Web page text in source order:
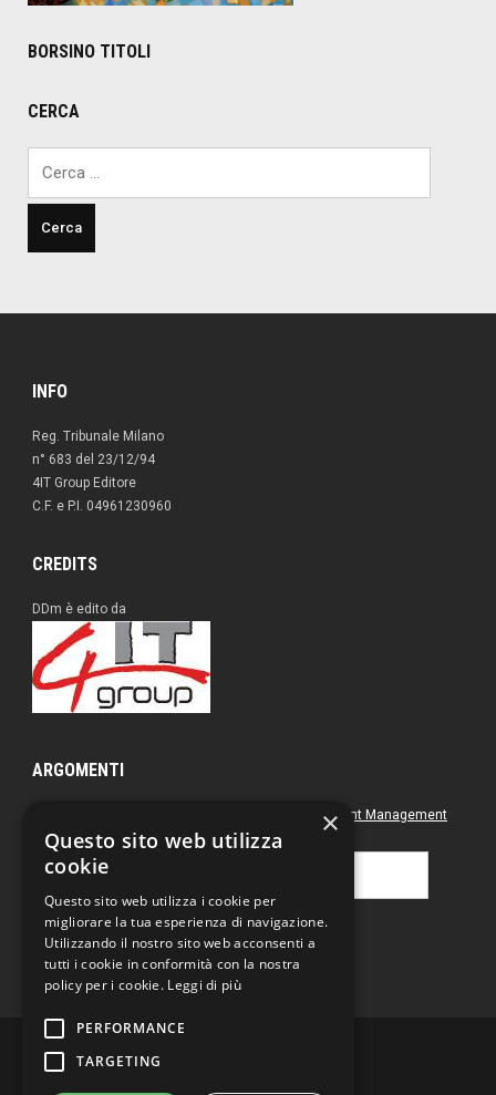
BORSINO TITOLI
CERCA
INFO
Reg. Tribunale Milano
n° 683 del 23/12/94
4IT Group Editore
C.F. e P.I. 04961230960
CREDITS
DDm è edito da
ARGOMENTI
Document Management
Green Postal & Mail Printing
Ricerca
×
Questo sito web utilizza
cookie
Questo sito web utilizza i cookie per
migliorare la tua esperienza di navigazione.
Utilizzando il nostro sito web acconsenti a
tutti i cookie in conformità con la nostra
policy per i cookie. Leggi di più
PERFORMANCE
TARGETING